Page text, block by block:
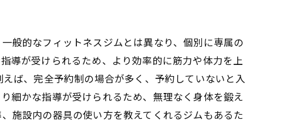
般的なフィットネスジムとは異なり、個別に専属の
導が受けられるため、より効率的に筋力や体力を上
ば、完全予約制の場合が多く、予約していないと入
細かな指導が受けられるため、無理なく身体を鍛え
施設内の器具の使い方を教えてくれるジムもあるた